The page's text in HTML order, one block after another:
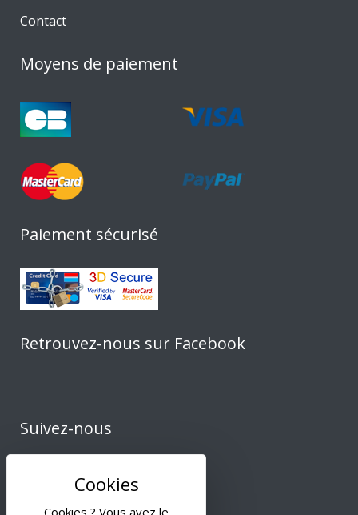
Cookies ? Vous avez le
Contact
Moyens de paiement
Paiement sécurisé
Retrouvez-nous sur Facebook
Suivez-nous